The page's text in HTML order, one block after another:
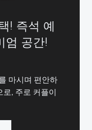
! 즉석 예
엄 공간!
마시며 편안하
로, 주로 커플이